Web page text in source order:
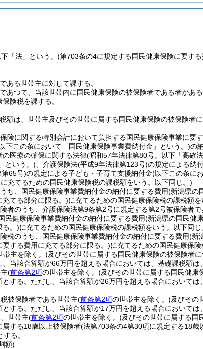
「法」という。)第703条の4に規定する国民健康保険に要す
ある世帯主に対して課する。
あつて、当該世帯内に国民健康保険の被保険者である者があ
険税を課する。
額は、世帯主及びその世帯に属する国民健康保険の被保険者
険に関する特別会計において負担する国民健康保険事業に要
下この条において「国民健康保険事業費納付金」という。)の
の医療の確保に関する法律(昭和57年法律第80号。以下「高確
という。) 、介護保険法(平成9年法律第123号)の規定による納
第65号)の規定による子ども・子育て支援納付金(以下この条に
に充てるための国民健康保険税の課税額をいう。以下同じ。)
ち、国民健康保険事業費納付金の納付に要する費用(新潟県の
充てる部分に限る。)に充てるための国民健康保険税の課税額
者のうち、介護保険法第9条第2号に規定する第2号被保険者
民健康保険事業費納付金の納付に要する費用(新潟県の国民健
る。)に充てるための国民健康保険税の課税額をいう。以下同じ
税のうち、国民健康保険事業費納付金の納付に要する費用(新
する費用に充てる部分に限る。)に充てるための国民健康保
帯主を除く。)及びその世帯に属する国民健康保険の被保険者
、当該合算額が66万円を超える場合においては、基礎課税額は
(前条第2項の世帯主を除く。)及びその世帯に属する国民健康
する。 ただし、当該合算額が26万円を超える場合において
被保険者である世帯主(前条第2項の世帯主を除く。)及びその
する。 ただし、当該合算額が17万円を超える場合においては
世帯主(前条第2項の世帯主を除く。)及びその世帯に属する国
属する18歳以上被保険者(法第703条の4第30項に規定する18歳
る。
額)